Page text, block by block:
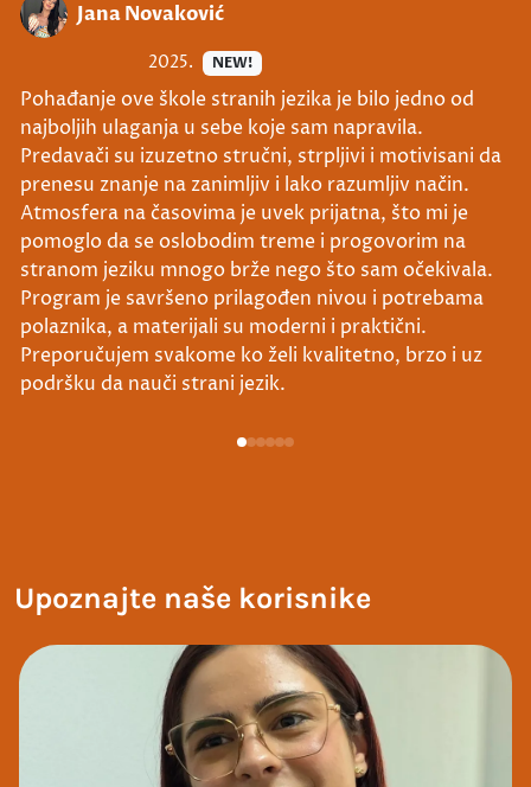
Jana Novaković
2025. NEW!
Pohađanje ove škole stranih jezika je bilo jedno od
najboljih ulaganja u sebe koje sam napravila.
Predavači su izuzetno stručni, strpljivi i motivisani da
prenesu znanje na zanimljiv i lako razumljiv način.
Atmosfera na časovima je uvek prijatna, što mi je
pomoglo da se oslobodim treme i progovorim na
stranom jeziku mnogo brže nego što sam očekivala.
Program je savršeno prilagođen nivou i potrebama
polaznika, a materijali su moderni i praktični.
Preporučujem svakome ko želi kvalitetno, brzo i uz
podršku da nauči strani jezik.
Upoznajte naše korisnike